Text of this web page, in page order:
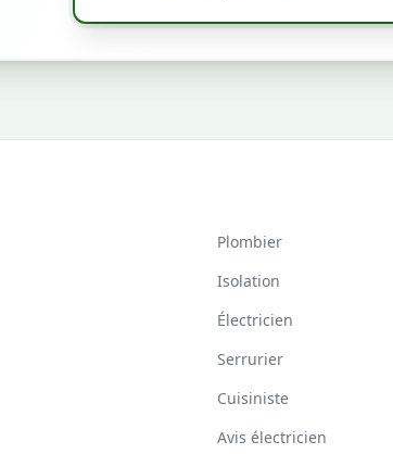
Plombier
Isolation
Électricien
Serrurier
Cuisiniste
Avis électricien